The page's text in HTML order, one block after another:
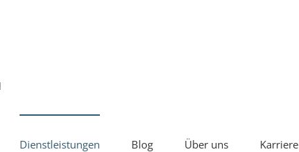
Dienstleistungen Blog Über uns Karriere